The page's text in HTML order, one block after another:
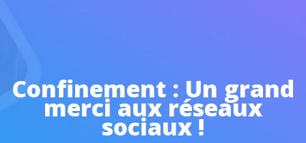
Confinement : Un grand
merci aux réseaux
sociaux !